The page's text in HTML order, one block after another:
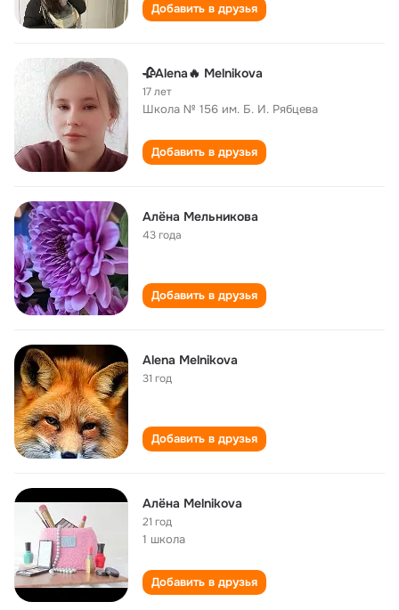
Добавить в друзья
🥀Alena🔥 Melnikova
17 лет
Школа № 156 им. Б. И. Рябцева
Добавить в друзья
Алëна Мельникова
43 года
Добавить в друзья
Alena Melnikova
31 год
Добавить в друзья
Алёна Melnikova
21 год
1 школа
Добавить в друзья